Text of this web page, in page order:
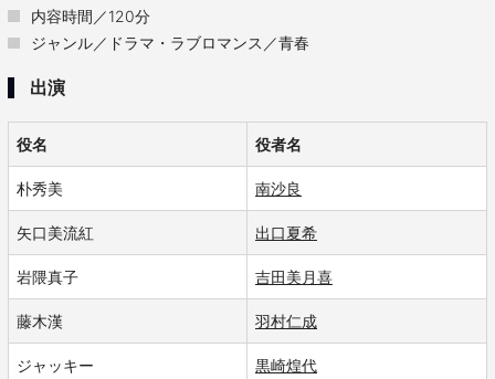
内容時間／120分
ジャンル／ドラマ・ラブロマンス／青春
出演
役名 役者名
朴秀美 南沙良
矢口美流紅 出口夏希
岩隈真子 吉田美月喜
藤木漢 羽村仁成
ジャッキー 黒崎煌代